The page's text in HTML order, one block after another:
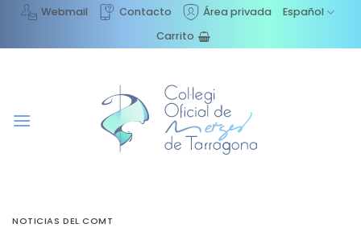
Saltar
contenido
Webmail Contacto Área privada
Español
Carrito
NOTICIAS DEL COMT